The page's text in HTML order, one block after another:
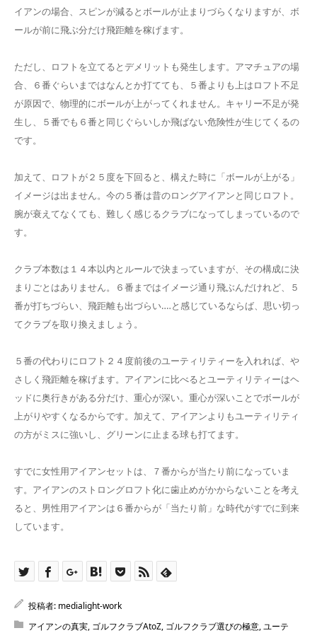
イアンの場合、スピンが減るとボールが止まりづらくなりますが、ボ
ールが前に飛ぶ分だけ飛距離を稼げます。
ただし、ロフトを立てるとデメリットも発生します。アマチュアの場
合、６番ぐらいまではなんとか打てても、５番よりも上はロフト不足
が原因で、物理的にボールが上がってくれません。キャリー不足が発
生し、５番でも６番と同じぐらいしか飛ばない危険性が生じてくるの
です。
加えて、ロフトが２５度を下回ると、構えた時に「ボールが上がる」
イメージは出ません。今の５番は昔のロングアイアンと同じロフト。
腕が衰えてなくても、難しく感じるクラブになってしまっているので
す。
クラブ本数は１４本以内とルールで決まっていますが、その構成に決
まりごとはありません。６番まではイメージ通り飛ぶんだけれど、５
番が打ちづらい、飛距離も出づらい‥‥と感じているならば、思い切っ
てクラブを取り換えましょう。
５番の代わりにロフト２４度前後のユーティリティーを入れれば、や
さしく飛距離を稼げます。アイアンに比べるとユーティリティーはヘ
ッドに奥行きがある分だけ、重心が深い。重心が深いことでボールが
上がりやすくなるからです。加えて、アイアンよりもユーティリティ
の方がミスに強いし、グリーンに止まる球も打てます。
すでに女性用アイアンセットは、７番からが当たり前になっていま
す。アイアンのストロングロフト化に歯止めがかからないことを考え
ると、男性用アイアンは６番からが「当たり前」な時代がすでに到来
しています。
投稿者: medialight-work
アイアンの真実, ゴルフクラブAtoZ, ゴルフクラブ選びの極意,ユーテ